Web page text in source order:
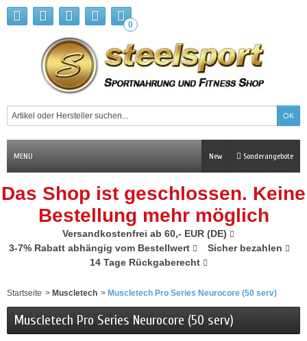
0
MENU Sonderangebote
New
Das Shop ist geschlossen. Keine
Bestellung mehr möglich
Versandkostenfrei ab 60,- EUR (DE)
3-7% Rabatt abhängig vom Bestellwert
Sicher bezahlen
14 Tage Rückgaberecht
Startseite > Muscletech > Muscletech Pro Series Neurocore (50 serv)
Muscletech Pro Series Neurocore (50 serv)